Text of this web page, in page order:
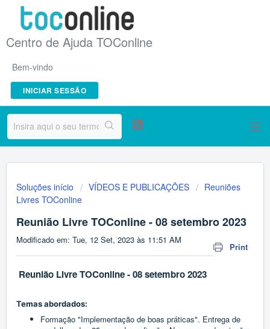
Centro de Ajuda TOConline
Bem-vindo
INICIAR SESSÃO
Soluções início VÍDEOS E PUBLICAÇÕES
Reuniões
Livres TOConline
Reunião Livre TOConline - 08 setembro 2023
Print
Modificado em: Tue, 12 Set, 2023 às 11:51 AM
Reunião Livre TOConline - 08 setembro 2023
Temas abordados:
Formação "Implementação de boas práticas". Entrega de